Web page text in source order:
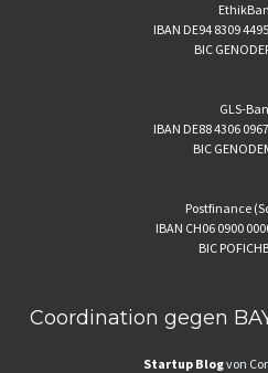
IBAN DE94 8309
BIC
GLS-
IBAN DE88 4306
BIC
Postfinance
IBAN CH06 0900
BIC
Coordination gegen
Startup Blogvon